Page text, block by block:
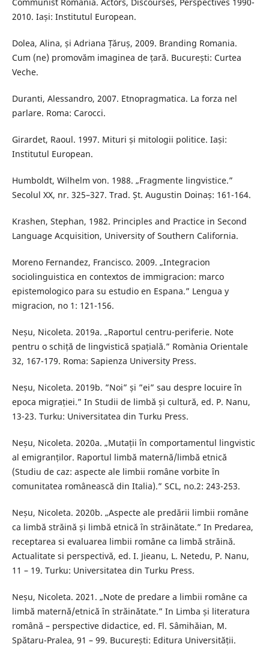
2010. Iași: Institutul European.
Dolea, Alina, și Adriana Țăruș, 2009. Branding Romania.
Cum (ne) promovăm imaginea de țară. București: Curtea
Veche.
Duranti, Alessandro, 2007. Etnopragmatica. La forza nel
parlare. Roma: Carocci.
Girardet, Raoul. 1997. Mituri și mitologii politice. Iași:
Institutul European.
Humboldt, Wilhelm von. 1988. „Fragmente lingvistice.”
Secolul XX, nr. 325–327. Trad. Șt. Augustin Doinaș: 161-164.
Krashen, Stephan, 1982. Principles and Practice in Second
Language Acquisition, University of Southern California.
Moreno Fernandez, Francisco. 2009. „Integracion
sociolinguistica en contextos de immigracion: marco
epistemologico para su estudio en Espana.” Lengua y
migracion, no 1: 121-156.
Neșu, Nicoleta. 2019a. „Raportul centru-periferie. Note
pentru o schiță de lingvistică spațială.” Romània Orientale
32, 167-179. Roma: Sapienza University Press.
Neșu, Nicoleta. 2019b. ”Noi” și ”ei” sau despre locuire în
epoca migrației.” In Studii de limbă și cultură, ed. P. Nanu,
13-23. Turku: Universitatea din Turku Press.
Neșu, Nicoleta. 2020a. „Mutații în comportamentul lingvistic
al emigranților. Raportul limbă maternă/limbă etnică
(Studiu de caz: aspecte ale limbii române vorbite în
comunitatea românească din Italia).” SCL, no.2: 243-253.
Neșu, Nicoleta. 2020b. „Aspecte ale predării limbii române
ca limbă străină și limbă etnică în străinătate.” In Predarea,
receptarea si evaluarea limbii române ca limbă străină.
Actualitate si perspectivă, ed. I. Jieanu, L. Netedu, P. Nanu,
11 – 19. Turku: Universitatea din Turku Press.
Neșu, Nicoleta. 2021. „Note de predare a limbii române ca
limbă maternă/etnică în străinătate.” In Limba și literatura
română – perspective didactice, ed. Fl. Sâmihăian, M.
Spătaru-Pralea, 91 – 99. București: Editura Universității.